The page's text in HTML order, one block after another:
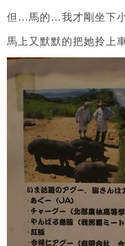
但…馬的…我才剛坐下
馬上又默默的把她拎上